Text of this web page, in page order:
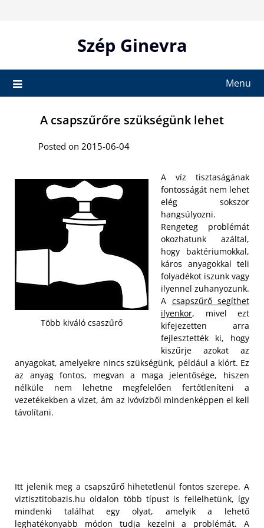
Szép Ginevra
Menu
A csapszűrőre szükségünk lehet
Posted on 2015-06-04
Több kiváló csaszűrő
A víz tisztaságának
fontosságát nem lehet
elég sokszor
hangsúlyozni.
Rengeteg problémát
okozhatunk azáltal,
hogy baktériumokkal,
káros anyagokkal teli
folyadékot iszunk vagy
ilyennel zuhanyozunk.
A csapszűrő segíthet
ilyenkor, mivel ezt
kifejezetten arra
fejlesztették ki, hogy
kiszűrje azokat az
anyagokat, amelyekre nincs szükségünk, például a klórt. Ez
az anyag fontos, megvan a maga jelentősége, hiszen
nélküle nem lehetne megfelelően fertőtleníteni a
vezetékekben a vizet, ám az ivóvízből mindenképpen el kell
távolítani.
Itt jelenik meg a csapszűrő hihetetlenül fontos szerepe. A
viztisztitobazis.hu oldalon több típust is fellelhetünk, így
mindenki találhat egy olyat, amelyik a lehető
leghatékonyabb módon tudja kezelni a problémát. A